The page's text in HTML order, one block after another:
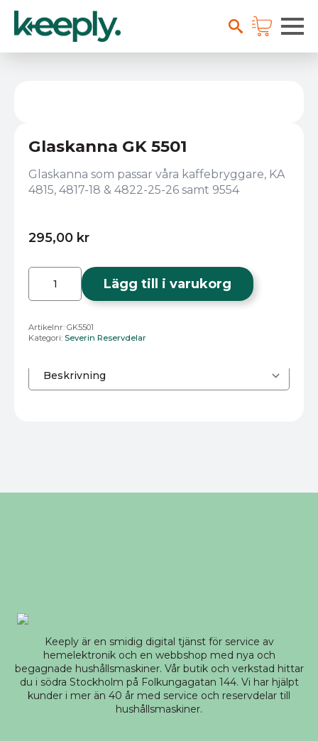
Glaskanna GK 5501
Glaskanna som passar våra kaffebryggare, KA
4815, 4817-18 & 4822-25-26 samt 9554
295,00 kr
Glaskanna
mängd
Lägg till i varukorg
Artikelnr: GK5501
Kategori: Severin Reservdelar
Keeply är en smidig digital tjänst för service av
hemelektronik och en webbshop med nya och
begagnade hushållsmaskiner. Vår butik och verkstad hittar
du i södra Stockholm på Folkungagatan 144. Vi har hjälpt
kunder i mer än 40 år med service och reservdelar till
hushållsmaskiner.